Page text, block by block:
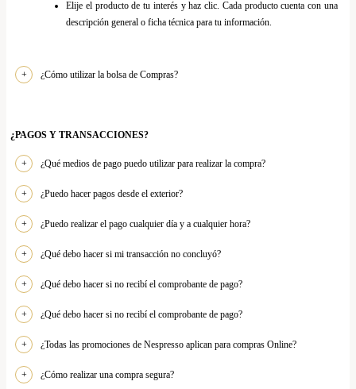
Elije el producto de tu interés y haz clic. Cada producto cuenta con una
descripción general o ficha técnica para tu información.
¿Cómo utilizar la bolsa de Compras?
¿PAGOS Y TRANSACCIONES?
¿Qué medios de pago puedo utilizar para realizar la compra?
¿Puedo hacer pagos desde el exterior?
¿Puedo realizar el pago cualquier día y a cualquier hora?
¿Qué debo hacer si mi transacción no concluyó?
¿Qué debo hacer si no recibí el comprobante de pago?
¿Qué debo hacer si no recibí el comprobante de pago?
¿Todas las promociones de Nespresso aplican para compras Online?
¿Cómo realizar una compra segura?